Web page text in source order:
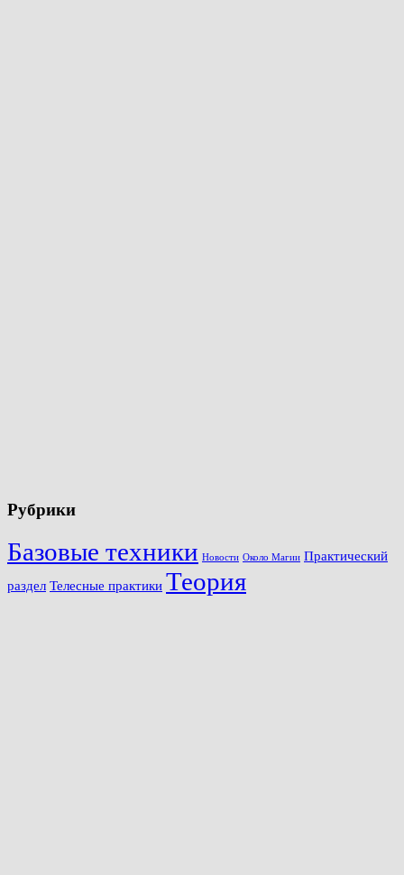
Рубрики
Базовые техники Новости Около Магии Практический
раздел Телесные практики Теория